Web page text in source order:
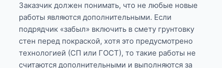
Заказчик должен понимать, что не любые новые
работы являются дополнительными. Если
подрядчик «забыл» включить в смету грунтовку
стен перед покраской, хотя это предусмотрено
технологией (СП или ГОСТ), то такие работы не
считаются дополнительными и выполняются за